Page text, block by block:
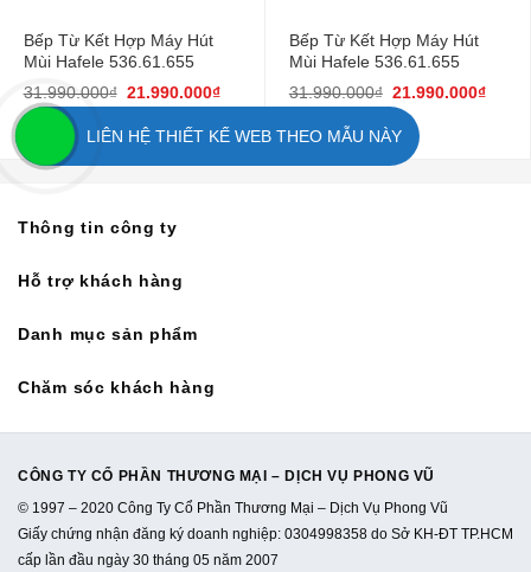
Bếp Từ Kết Hợp Máy Hút
Mùi Hafele 536.61.655
31.990.000₫ 21.990.000₫
Bếp Từ Kết Hợp Máy Hút
Mùi Hafele 536.61.655
31.990.000₫ 21.990.000₫
Thông tin công ty
Hỗ trợ khách hàng
Danh mục sản phẩm
Chăm sóc khách hàng
CÔNG TY CỔ PHẦN THƯƠNG MẠI – DỊCH VỤ PHONG VŨ
© 1997 – 2020 Công Ty Cổ Phần Thương Mại – Dịch Vụ Phong Vũ
Giấy chứng nhận đăng ký doanh nghiệp: 0304998358 do Sở KH-ĐT TP.HCM
cấp lần đầu ngày 30 tháng 05 năm 2007
LIÊN HỆ THIẾT KẾ WEB THEO MẪU NÀY